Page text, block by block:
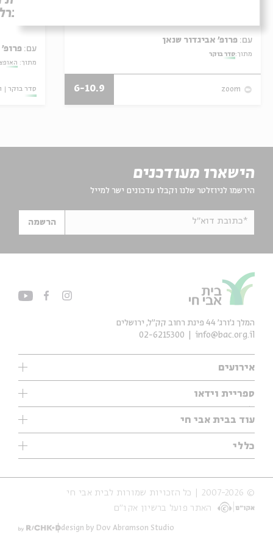
עם:
מתוך:סדר בוקר
zoom
6-10.9
עם: פרופ'
מתוך:
סדר בוקר
הישארו מעודכנים
הירשמו לניוזלטר שלנו וקבלו עדכונים ישר למייל
*כתובת דוא"ל הרשמה
אירועים
אנגלית
נוער
סדרות
אירועי עבר
אירועים בירושלים
ספריית וידאו
עיון
מיוחדים
עוד בבית אבי חי
כללי
אודות
הצהרת נגישות
תנאי שימוש והצהרת פרטיות
המלך ג'ורג' 44 פינת רחוב קק״ל, ירושלים
info@bac.org.il
02-6215300
© 2007-2026 | כל הזכויות שמורות לבית אבי חי
האתר פועל ברשיון אקו״ם
design by Dov Abramson Studio